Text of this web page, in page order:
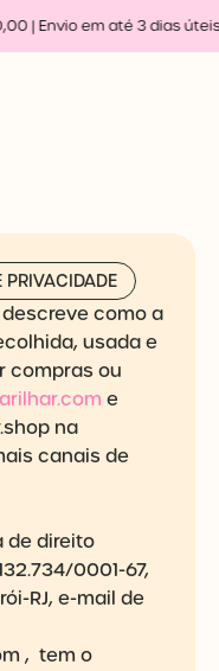
| Envio em até 3 dias úteis |
PRIVACIDADE
como a
usada e
compras ou
e
na
canais de
de direito
0001-67,
RJ, e-mail de
, tem o